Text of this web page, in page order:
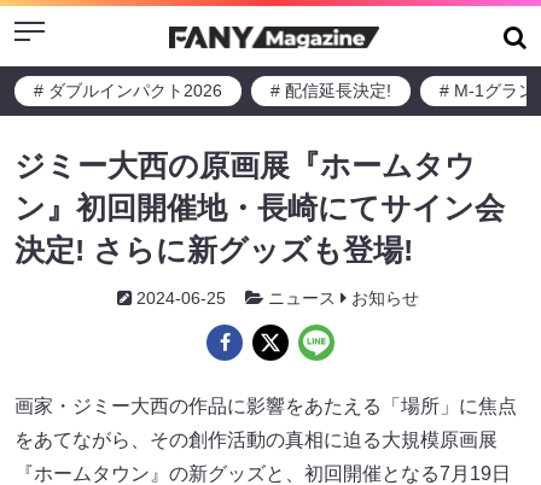
Menu
# ダブルインパクト2026 # 配信延長決定! # M-1グラン
ジミー大西の原画展『ホームタウ
ン』初回開催地・長崎にてサイン会
決定! さらに新グッズも登場!
2024-06-25 ニュース お知らせ
画家・ジミー大西の作品に影響をあたえる「場所」に焦点
をあてながら、その創作活動の真相に迫る大規模原画展
『ホームタウン』の新グッズと、初回開催となる7月19日